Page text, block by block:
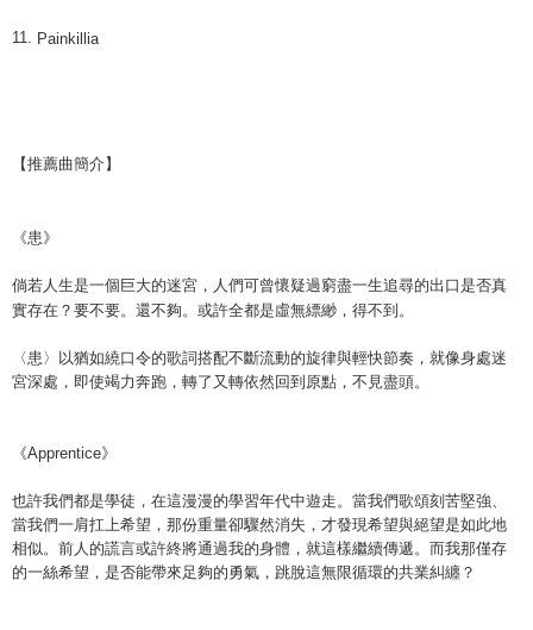
11. Painkillia
【推薦曲簡介】
《患》
倘若人生是一個巨大的迷宮，人們可曾懷疑過窮盡一生追尋的出口是否真
實存在？要不要。 還不夠。或許全都是虛無縹緲，得不到。
〈患〉以猶如繞口令的歌詞搭配不斷流動的旋律與輕快節奏，就像身處迷
宮深處，即使竭力奔跑，轉了又轉依然回到原點，不見盡頭。
《Apprentice》
也許我們都是學徒，在這漫漫的學習年代中遊走。當我們歌頌刻苦堅強、
當我們一肩扛上希望，那份重量卻驟然消失，才發現希望與絕望是如此地
相似。前人的謊言或許終將通過我的身體，就這樣繼續傳遞。而我那僅存
的一絲希望，是否能帶來足夠的勇氣，跳脫這無限循環的共業糾纏？